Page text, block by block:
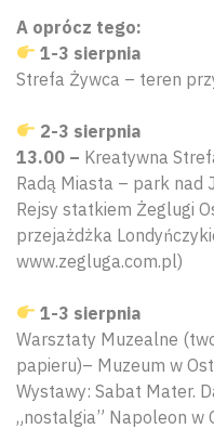
A oprócz tego:
1-3 sierpnia
Strefa Żywca – teren
2-3 sierpnia
13.00 – Kreatywna
Radą Miasta – park nad
Rejsy statkiem Żeglugi
przejażdżka
www.zegluga.com.pl)
1-3 sierpnia
Warsztaty Muzealne
papieru)– Muzeum w
Wystawy: Sabat Mater.
„nostalgia” Napoleon w